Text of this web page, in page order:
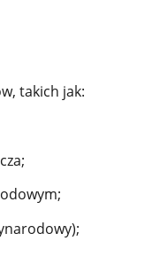
takich jak: